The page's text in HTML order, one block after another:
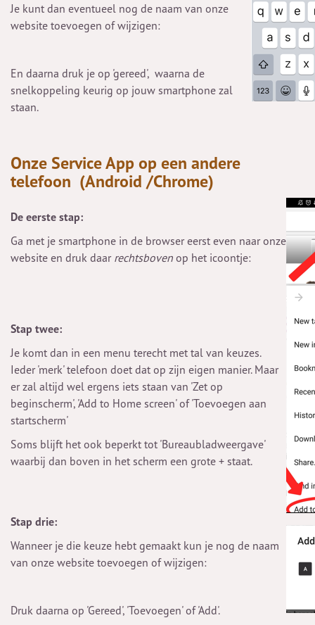
Je kunt dan eventueel nog de naam van onze
website toevoegen of wijzigen:
En daarna druk je op 'gereed', waarna de
snelkoppeling keurig op jouw smartphone zal
staan.
Onze Service App op een andere
telefoon (Android /Chrome)
De eerste stap:
Ga met je smartphone in de browser eerst even naar onze
website en druk daar rechtsboven op het icoontje:
Stap twee:
Je komt dan in een menu terecht met tal van keuzes.
Ieder 'merk' telefoon doet dat op zijn eigen manier. Maar
er zal altijd wel ergens iets staan van 'Zet op
beginscherm', 'Add to Home screen' of 'Toevoegen aan
startscherm'
Soms blijft het ook beperkt tot 'Bureaubladweergave'
waarbij dan boven in het scherm een grote + staat.
Stap drie:
Wanneer je die keuze hebt gemaakt kun je nog de naam
van onze website toevoegen of wijzigen:
Druk daarna op 'Gereed', 'Toevoegen' of 'Add'.